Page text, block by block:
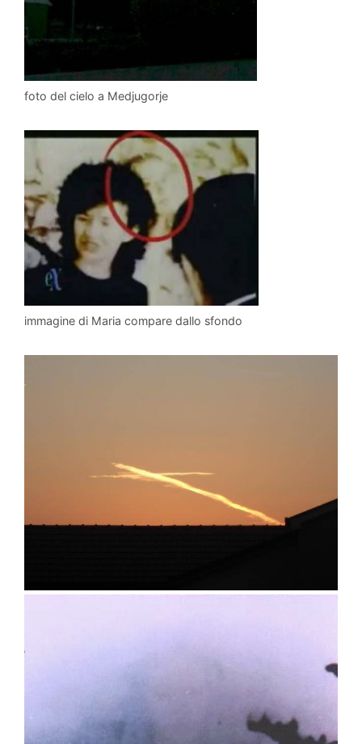
foto del cielo a Medjugorje
immagine di Maria compare dallo sfondo